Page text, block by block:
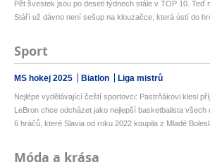
Pět švestek jsou po deseti týdnech stále v TOP 10. Teď
Stáří už dávno není sešup na klouzačce, která ústí do
Sport
MS hokej 2025 Biatlon Liga mistrů
Nejlépe vydělávající čeští sportovci: Pastrňákovi klesl
LeBron chce odcházet jako nejlepší basketbalista všech
6 hráčů, které Slavia od roku 2022 koupila z Mladé
Móda a krása